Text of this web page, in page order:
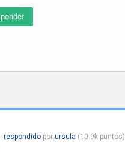
respondido por ursula (10.9kpuntos)